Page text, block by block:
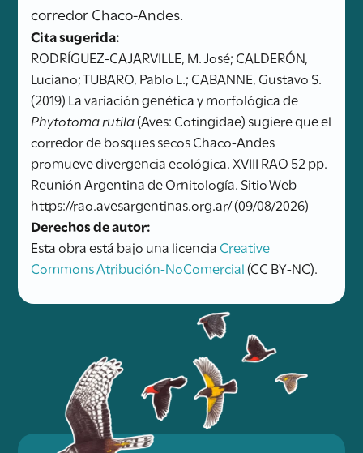
corredor Chaco-Andes.
Cita sugerida:
RODRÍGUEZ-CAJARVILLE, M. José; CALDERÓN,
Luciano; TUBARO, Pablo L.; CABANNE, Gustavo S.
(2019) La variación genética y morfológica de
Phytotoma rutila(Aves: Cotingidae) sugiere que el
corredor de bosques secos Chaco-Andes
promueve divergencia ecológica. XVIII RAO 52 pp.
Reunión Argentina de Ornitología. Sitio Web
https://rao.avesargentinas.org.ar/ (09/08/2026)
Derechos de autor:
Esta obra está bajo una licencia Creative
Commons Atribución-NoComercial(CC BY-NC).